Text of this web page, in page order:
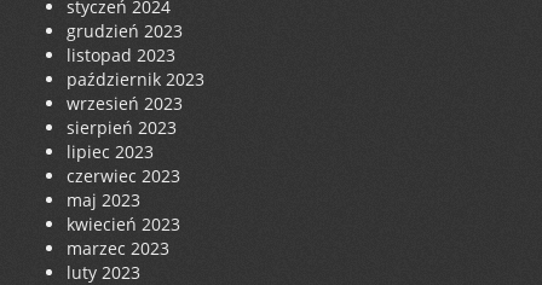
styczeń 2024
grudzień 2023
listopad 2023
październik 2023
wrzesień 2023
sierpień 2023
lipiec 2023
czerwiec 2023
maj 2023
kwiecień 2023
marzec 2023
luty 2023